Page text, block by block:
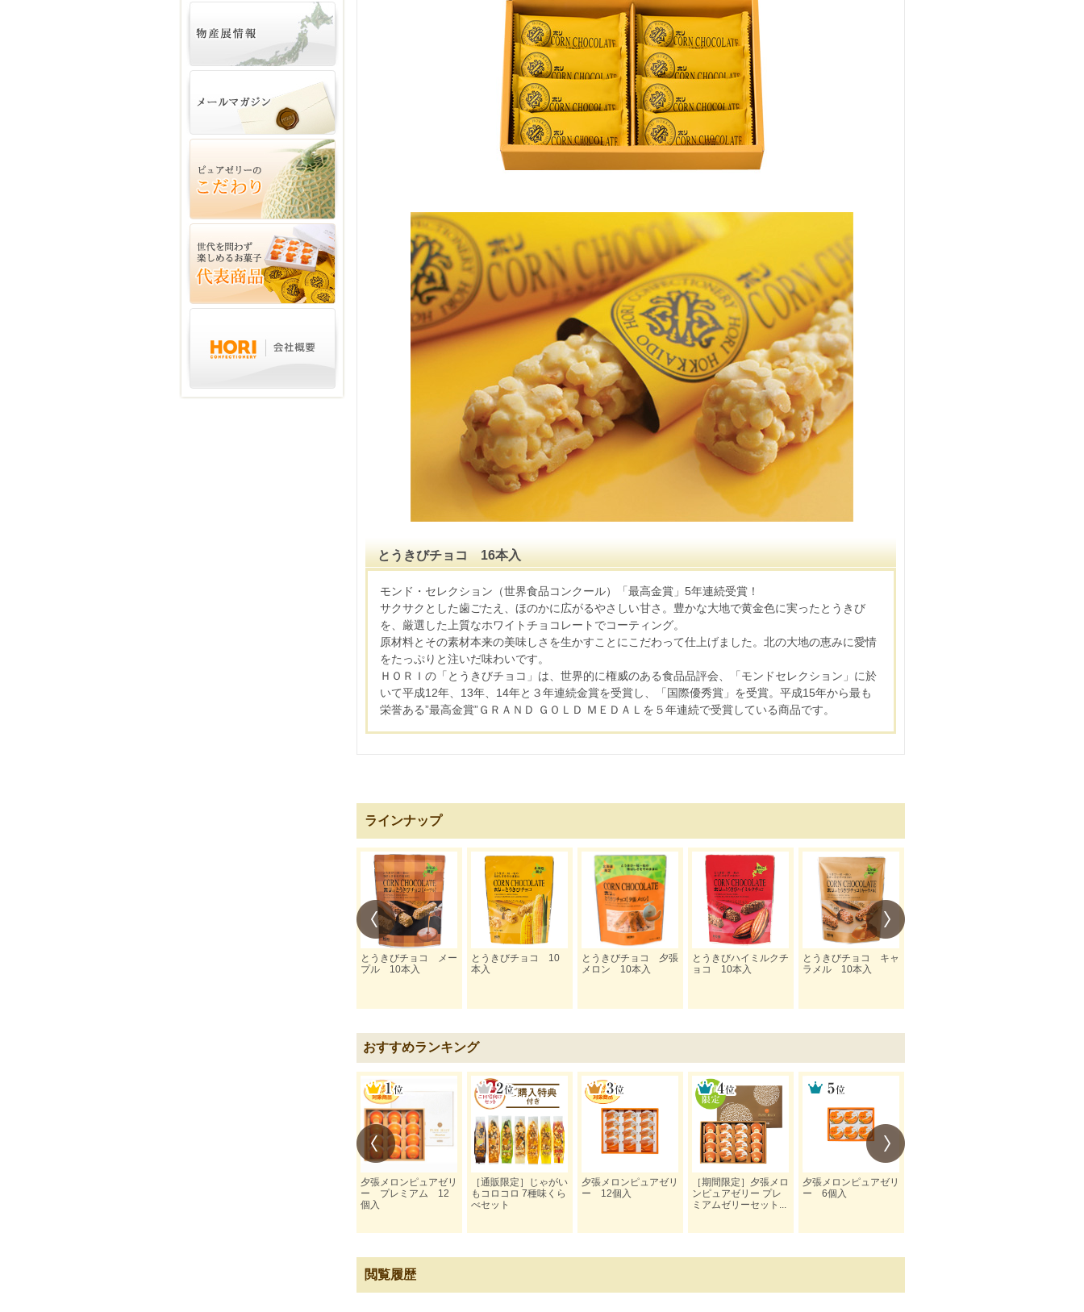
とうきびチョコ 16本入
モンド・セレクション（世界食品コンクール）「最高金賞」5年連続受賞！
サクサクとした歯ごたえ、ほのかに広がるやさしい甘さ。豊かな大地で黄金色に実ったとうきび
を、厳選した上質なホワイトチョコレートでコーティング。
原材料とその素材本来の美味しさを生かすことにこだわって仕上げました。北の大地の恵みに愛情
をたっぷりと注いだ味わいです。
ＨＯＲＩの「とうきびチョコ」は、世界的に権威のある食品品評会、「モンドセレクション」に於
いて平成12年、13年、14年と３年連続金賞を受賞し、「国際優秀賞」を受賞。平成15年から最も
栄誉ある”最高金賞”ＧＲＡＮＤ ＧＯＬＤ ＭＥＤＡＬを５年連続で受賞している商品です。
ラインナップ
とうきびチョコ メー
プル 10本入
とうきびチョコ 10
本入
とうきびチョコ 夕張
メロン 10本入
とうきびハイミルクチ
ョコ 10本入
とうきびチョコ キャ
ラメル 10本入
おすすめランキング
夕張メロンピュアゼリ
ー プレミアム 12
個入
［通販限定］じゃがい
もコロコロ 7種味くら
べセット
夕張メロンピュアゼリ
ー 12個入
［期間限定］夕張メロ
ンピュアゼリー プレ
ミアムゼリーセット...
夕張メロンピュアゼリ
ー 6個入
閲覧履歴